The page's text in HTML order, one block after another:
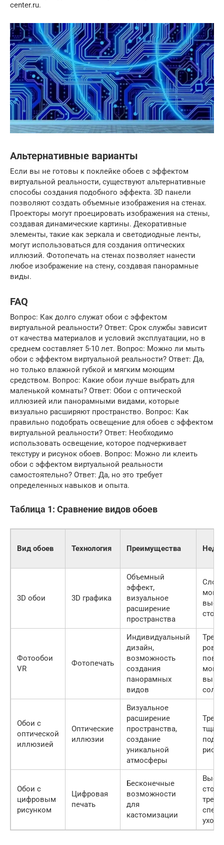
center.ru.
Альтернативные варианты
Если вы не готовы к поклейке обоев с эффектом
виртуальной реальности, существуют альтернативные
способы создания подобного эффекта. 3D панели
позволяют создать объемные изображения на стенах.
Проекторы могут проецировать изображения на стены,
создавая динамические картины. Декоративные
элементы, такие как зеркала и светодиодные ленты,
могут использоваться для создания оптических
иллюзий. Фотопечать на стенах позволяет нанести
любое изображение на стену, создавая панорамные
виды.
FAQ
Вопрос: Как долго служат обои с эффектом
виртуальной реальности? Ответ: Срок службы зависит
от качества материалов и условий эксплуатации, но в
среднем составляет 5-10 лет. Вопрос: Можно ли мыть
обои с эффектом виртуальной реальности? Ответ: Да,
но только влажной губкой и мягким моющим
средством. Вопрос: Какие обои лучше выбрать для
маленькой комнаты? Ответ: Обои с оптической
иллюзией или панорамными видами, которые
визуально расширяют пространство. Вопрос: Как
правильно подобрать освещение для обоев с эффектом
виртуальной реальности? Ответ: Необходимо
использовать освещение, которое подчеркивает
текстуру и рисунок обоев. Вопрос: Можно ли клеить
обои с эффектом виртуальной реальности
самостоятельно? Ответ: Да, но это требует
определенных навыков и опыта.
Таблица 1: Сравнение видов обоев
Вид обоев Технология Преимущества
3D обои 3D графика
Объемный
эффект,
визуальное
расширение
пространства
Фотообои
VR
Фотопечать
Индивидуальный
дизайн,
возможность
создания
панорамных
видов
могут
Обои с
оптической
иллюзией
Оптические
иллюзии
Визуальное
расширение
пространства,
создание
уникальной
атмосферы
Обои с
цифровым
рисунком
Цифровая
печать
Бесконечные
возможности
для
кастомизации
ухода